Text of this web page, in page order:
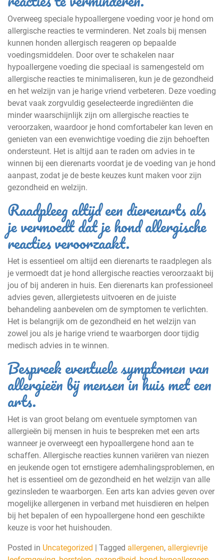
Overweeg speciale hypoallergene voeding voor je hond om
allergische reacties te verminderen. Net zoals bij mensen
kunnen honden allergisch reageren op bepaalde
voedingsmiddelen. Door over te schakelen naar
hypoallergene voeding die speciaal is samengesteld om
allergische reacties te minimaliseren, kun je de gezondheid
en het welzijn van je harige vriend verbeteren. Deze voeding
bevat vaak zorgvuldig geselecteerde ingrediënten die
minder waarschijnlijk zijn om allergische reacties te
veroorzaken, waardoor je hond comfortabeler kan leven en
genieten van een evenwichtige voeding die zijn behoeften
ondersteunt. Het is altijd aan te raden om advies in te
winnen bij een dierenarts voordat je de voeding van je hond
aanpast, zodat je de beste keuzes kunt maken voor zijn
gezondheid en welzijn.
Raadpleeg altijd een dierenarts als
je vermoedt dat je hond allergische
reacties veroorzaakt.
Het is essentieel om altijd een dierenarts te raadplegen als
je vermoedt dat je hond allergische reacties veroorzaakt bij
jou of bij anderen in huis. Een dierenarts kan professioneel
advies geven, allergietests uitvoeren en de juiste
behandeling aanbevelen om de symptomen te verlichten.
Het is belangrijk om de gezondheid en het welzijn van
zowel jou als je harige vriend te waarborgen door tijdig
medisch advies in te winnen.
Bespreek eventuele symptomen van
allergieën bij mensen in huis met een
arts.
Het is van groot belang om eventuele symptomen van
allergieën bij mensen in huis te bespreken met een arts
wanneer je overweegt een hypoallergene hond aan te
schaffen. Allergische reacties kunnen variëren van niezen
en jeukende ogen tot ernstigere ademhalingsproblemen, en
het is essentieel om de gezondheid en het welzijn van alle
gezinsleden te waarborgen. Een arts kan advies geven over
mogelijke allergenen in verband met huisdieren en helpen
bij het bepalen of een hypoallergene hond een geschikte
keuze is voor het huishouden.
Posted in Uncategorized | Tagged allergenen, allergievrije